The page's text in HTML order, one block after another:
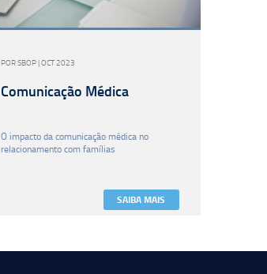
POR SBOP | OCT 2023
Comunicação Médica
O impacto da comunicação médica no
relacionamento com famílias
SAIBA MAIS